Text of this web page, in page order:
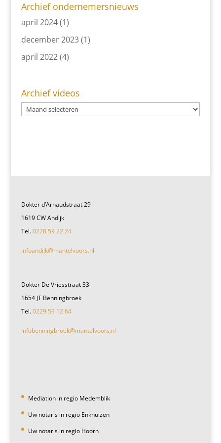
Archief ondernemersnieuws
april 2024(1)
december 2023(1)
april 2022(4)
Archief videos
Dokter d’Arnaudstraat 29
1619 CW Andijk
Tel.0228 59 22 24
infoandijk@mantelvoors.nl
Dokter De Vriesstraat 33
1654 JT Benningbroek
Tel.0229 59 12 64
infobenningbroek@mantelvoors.nl
Mediation in regio Medemblik
Uw notaris in regio Enkhuizen
Uw notaris in regio Hoorn